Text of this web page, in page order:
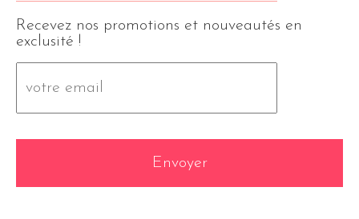
Recevez nos promotions et nouveautés en
exclusité !
mail *